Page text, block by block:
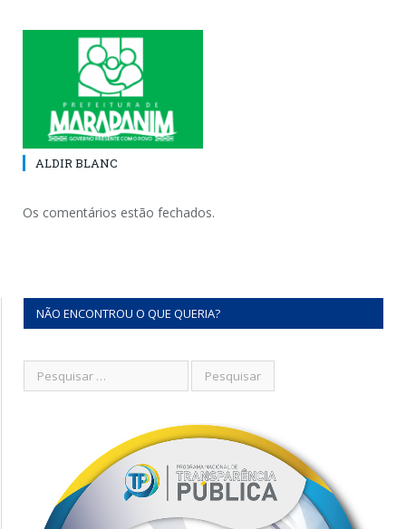
ALDIR BLANC
Os comentários estão fechados.
NÃO ENCONTROU O QUE QUERIA?